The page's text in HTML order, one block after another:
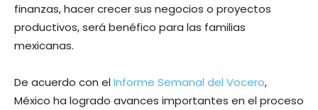
finanzas, hacer crecer sus negocios o proyectos
productivos, será benéfico para las familias
mexicanas.
De acuerdo con elInforme Semanal del Vocero,
México ha logrado avances importantes en el proceso